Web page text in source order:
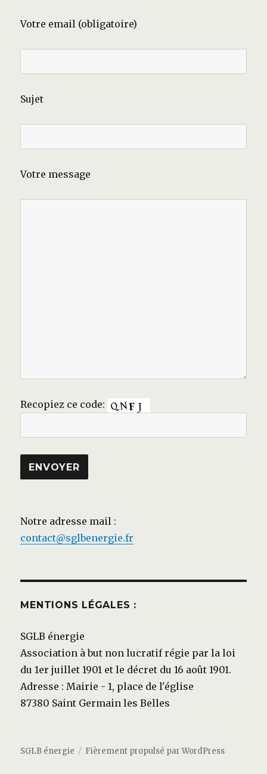
Votre email (obligatoire)
Sujet
Votre message
Recopiez ce code:
Notre adresse mail :
contact@sglbenergie.fr
MENTIONS LÉGALES :
SGLB énergie
Association à but non lucratif régie par la loi
du 1er juillet 1901 et le décret du 16 août 1901.
Adresse : Mairie - 1, place de l'église
87380 Saint Germain les Belles
SGLB énergie Fièrement propulsé par WordPress